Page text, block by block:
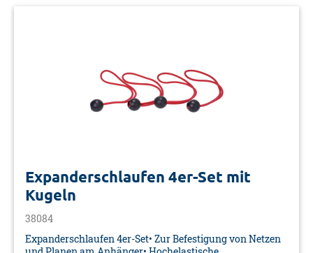
Expanderschlaufen 4er-Set mit
Kugeln
38084
Expanderschlaufen 4er-Set• Zur Befestigung von Netzen